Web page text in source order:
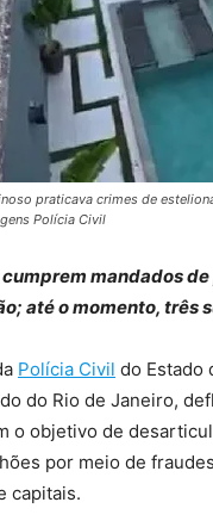
praticava crimes de
Polícia Civil
mandados
até o momento, três
Polícia Civil do Estado
do Rio de Janeiro,
o objetivo de
por meio de
capitais.